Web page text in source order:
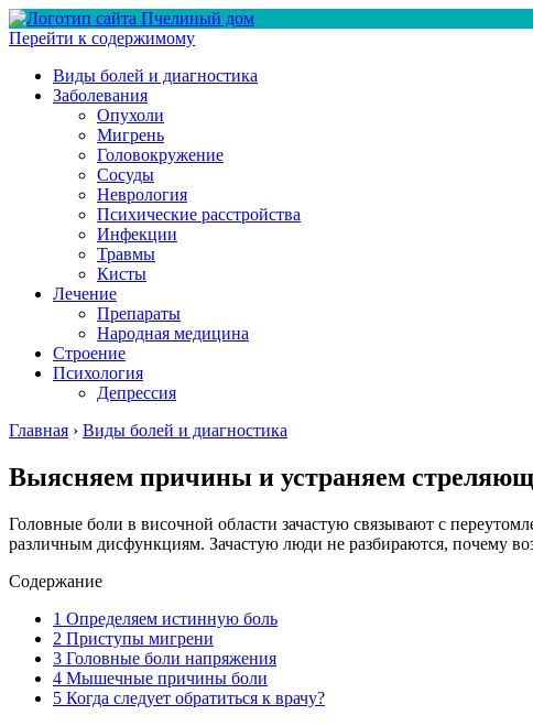
Перейти к содержимому
Виды болей и диагностика
Заболевания
Опухоли
Мигрень
Головокружение
Сосуды
Неврология
Психические расстройства
Инфекции
Травмы
Кисты
Лечение
Препараты
Народная медицина
Строение
Психология
Депрессия
Главная › Виды болей и диагностика
Выясняем причины и устраняем
Головные боли в височной области зачастую связывают с
различным дисфункциям. Зачастую люди не разбираются, почему
Содержание
1 Определяем истинную боль
2 Приступы мигрени
3 Головные боли напряжения
4 Мышечные причины боли
5 Когда следует обратиться к врачу?